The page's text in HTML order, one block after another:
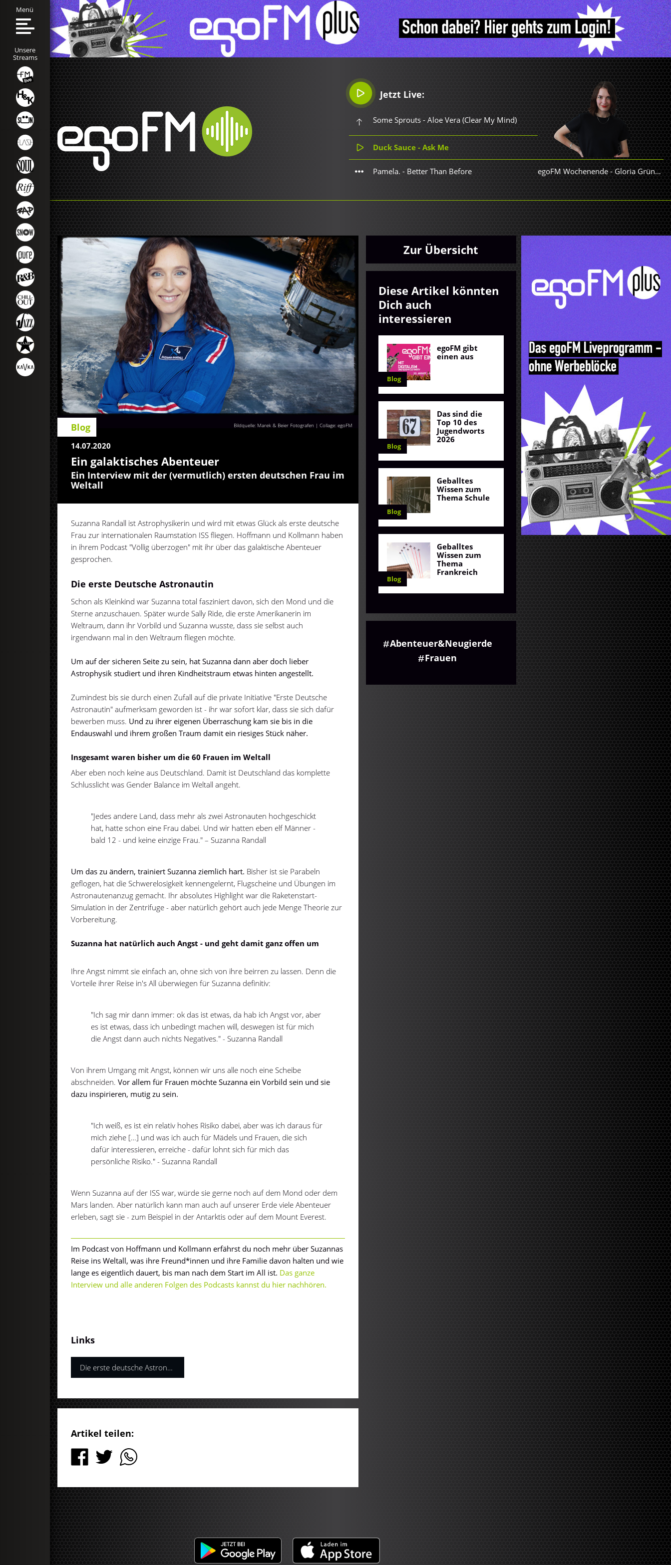
Jetzt Live:
Some Sprouts - Aloe Vera (Clear My Mind)
Duck Sauce - Ask Me
Pamela. - Better Than Before egoFM Wochenende-Gloria Grünwald
Menü
Unsere
Streams
Bildquelle: Marek & Beier Fotografen | Collage: egoFM
Blog
14.07.2020
Ein galaktisches Abenteuer
Ein Interview mit der (vermutlich) ersten deutschen Frau im
Weltall
Suzanna Randall ist Astrophysikerin und wird mit etwas Glück als erste deutsche
Frau zur internationalen Raumstation ISS fliegen. Hoffmann und Kollmann haben
in ihrem Podcast "Völlig überzogen" mit ihr über das galaktische Abenteuer
gesprochen.
Die erste Deutsche Astronautin
Schon als Kleinkind war Suzanna total fasziniert davon, sich den Mond und die
Sterne anzuschauen. Später wurde Sally Ride, die erste Amerikanerin im
Weltraum, dann ihr Vorbild und Suzanna wusste, dass sie selbst auch
irgendwann mal in den Weltraum fliegen möchte.
Um auf der sicheren Seite zu sein, hat Suzanna dann aber doch lieber
Astrophysik studiert und ihren Kindheitstraum etwas hinten angestellt.
Zumindest bis sie durch einen Zufall auf die private Initiative "Erste Deutsche
Astronautin" aufmerksam geworden ist - ihr war sofort klar, dass sie sich dafür
bewerben muss. Und zu ihrer eigenen Überraschung kam sie bis in die
Endauswahl und ihrem großen Traum damit ein riesiges Stück näher.
Insgesamt waren bisher um die 60 Frauen im Weltall
Aber eben noch keine aus Deutschland. Damit ist Deutschland das komplette
Schlusslicht was Gender Balance im Weltall angeht.
"Jedes andere Land, dass mehr als zwei Astronauten hochgeschickt
hat, hatte schon eine Frau dabei. Und wir hatten eben elf Männer -
bald 12 - und keine einzige Frau." – Suzanna Randall
Um das zu ändern, trainiert Suzanna ziemlich hart. Bisher ist sie Parabeln
geflogen, hat die Schwerelosigkeit kennengelernt, Flugscheine und Übungen im
Astronautenanzug gemacht. Ihr absolutes Highlight war die Raketenstart-
Simulation in der Zentrifuge - aber natürlich gehört auch jede Menge Theorie zur
Vorbereitung.
Suzanna hat natürlich auch Angst - und geht damit ganz offen um
Ihre Angst nimmt sie einfach an, ohne sich von ihre beirren zu lassen. Denn die
Vorteile ihrer Reise in's All überwiegen für Suzanna definitiv:
"Ich sag mir dann immer: ok das ist etwas, da hab ich Angst vor, aber
es ist etwas, dass ich unbedingt machen will, deswegen ist für mich
die Angst dann auch nichts Negatives." - Suzanna Randall
Von ihrem Umgang mit Angst, können wir uns alle noch eine Scheibe
abschneiden.Vor allem für Frauen möchte Suzanna ein Vorbild sein und sie
dazu inspirieren, mutig zu sein.
"Ich weiß, es ist ein relativ hohes Risiko dabei, aber was ich daraus für
mich ziehe […] und was ich auch für Mädels und Frauen, die sich
dafür interessieren, erreiche - dafür lohnt sich für mich das
persönliche Risiko." - Suzanna Randall
Wenn Suzanna auf der ISS war, würde sie gerne noch auf dem Mond oder dem
Mars landen. Aber natürlich kann man auch auf unserer Erde viele Abenteuer
erleben, sagt sie - zum Beispiel in der Antarktis oder auf dem Mount Everest.
Im Podcast von Hoffmann und Kollmann erfährst du noch mehr über Suzannas
Reise ins Weltall, was ihre Freund*innen und ihre Familie davon halten und wie
lange es eigentlich dauert, bis man nach dem Start im All ist. Das ganze
Interview und alle anderen Folgen des Podcasts kannst du hier nachhören.
Links
Die erste deutsche Astronautin
Artikel teilen:
Zur Übersicht
Diese Artikel könnten
Dich auch
interessieren
Blog
egoFM gibt
einen aus
Blog
Das sind die
Top 10 des
Jugendworts
2026
Blog
Geballtes
Wissen zum
Thema Schule
Blog
Geballtes
Wissen zum
Thema
Frankreich
Abenteuer&Neugierde
Frauen